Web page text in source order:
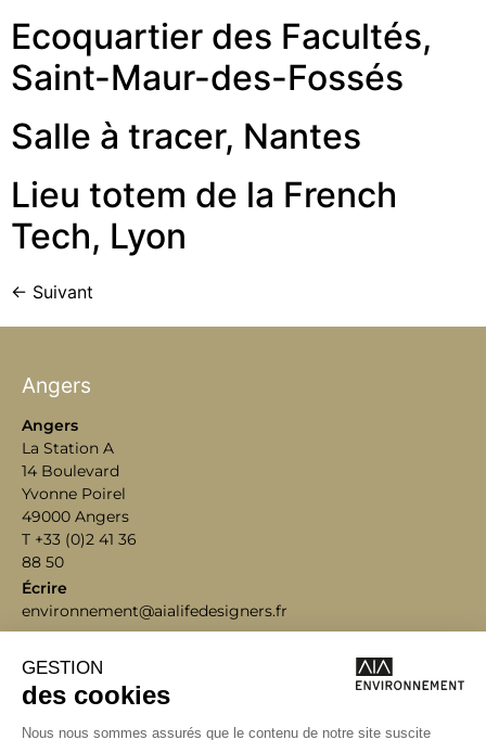
Ecoquartier des Facultés,
Saint-Maur-des-Fossés
Salle à tracer, Nantes
Lieu totem de la French
Tech, Lyon
← Suivant
Angers
Bordeaux
Lyon
Angers
La Station A
14 Boulevard
Yvonne Poirel
49000 Angers
T +33 (0)2 41 36
88 50
Écrire
environnement@aialifedesigners.fr